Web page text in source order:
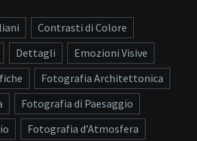
Contrasti di Colore
Dettagli
Emozioni Visive
Fotografia Architettonica
Fotografia di Paesaggio
Fotografia d’Atmosfera